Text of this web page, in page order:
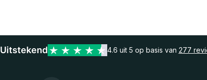
Uitstekend 4.6 uit 5 op basis van 277